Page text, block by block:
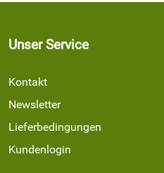
Unser Service
Kontakt
Newsletter
Lieferbedingungen
Kundenlogin